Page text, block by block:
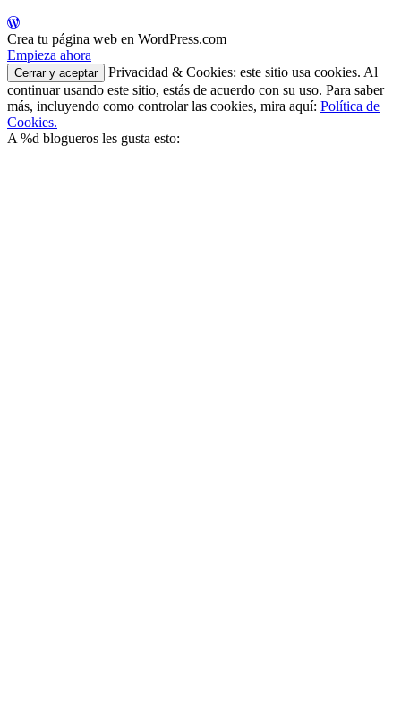
Crea tu página web en WordPress.com
Empieza ahora
Privacidad & Cookies: este sitio usa cookies. Al
continuar usando este sitio, estás de acuerdo con su uso. Para saber
más, incluyendo como controlar las cookies, mira aquí: Política de
Cookies.
A %d blogueros les gusta esto: